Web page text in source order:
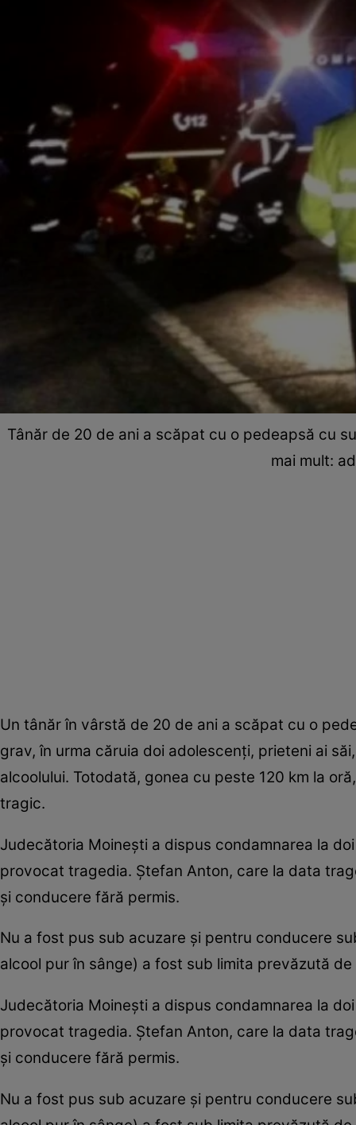
Tânăr de 20 de ani a scăpat cu o pedeapsă cu
mai mult:
Un tânăr în vârstă de 20 de ani a scăpat cu o
grav, în urma căruia doi adolescenţi, prieteni ai
alcoolului. Totodată, gonea cu peste 120 km la
tragic.
Judecătoria Moineşti a dispus condamnarea la
provocat tragedia. Ştefan Anton, care la data
şi conducere fără permis.
Nu a fost pus sub acuzare şi pentru conducere
alcool pur în sânge) a fost sub limita prevăzută
Judecătoria Moineşti a dispus condamnarea la
provocat tragedia. Ştefan Anton, care la data
şi conducere fără permis.
Nu a fost pus sub acuzare şi pentru conducere